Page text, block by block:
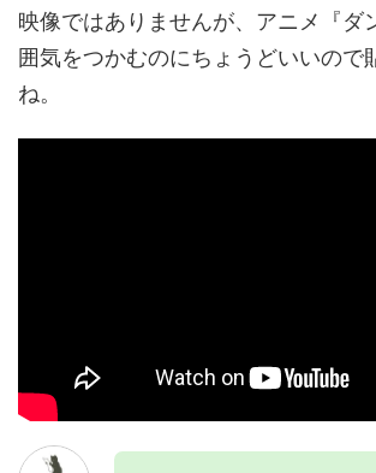
映像ではありませんが、アニメ『ダ
囲気をつかむのにちょうどいいので
ね。